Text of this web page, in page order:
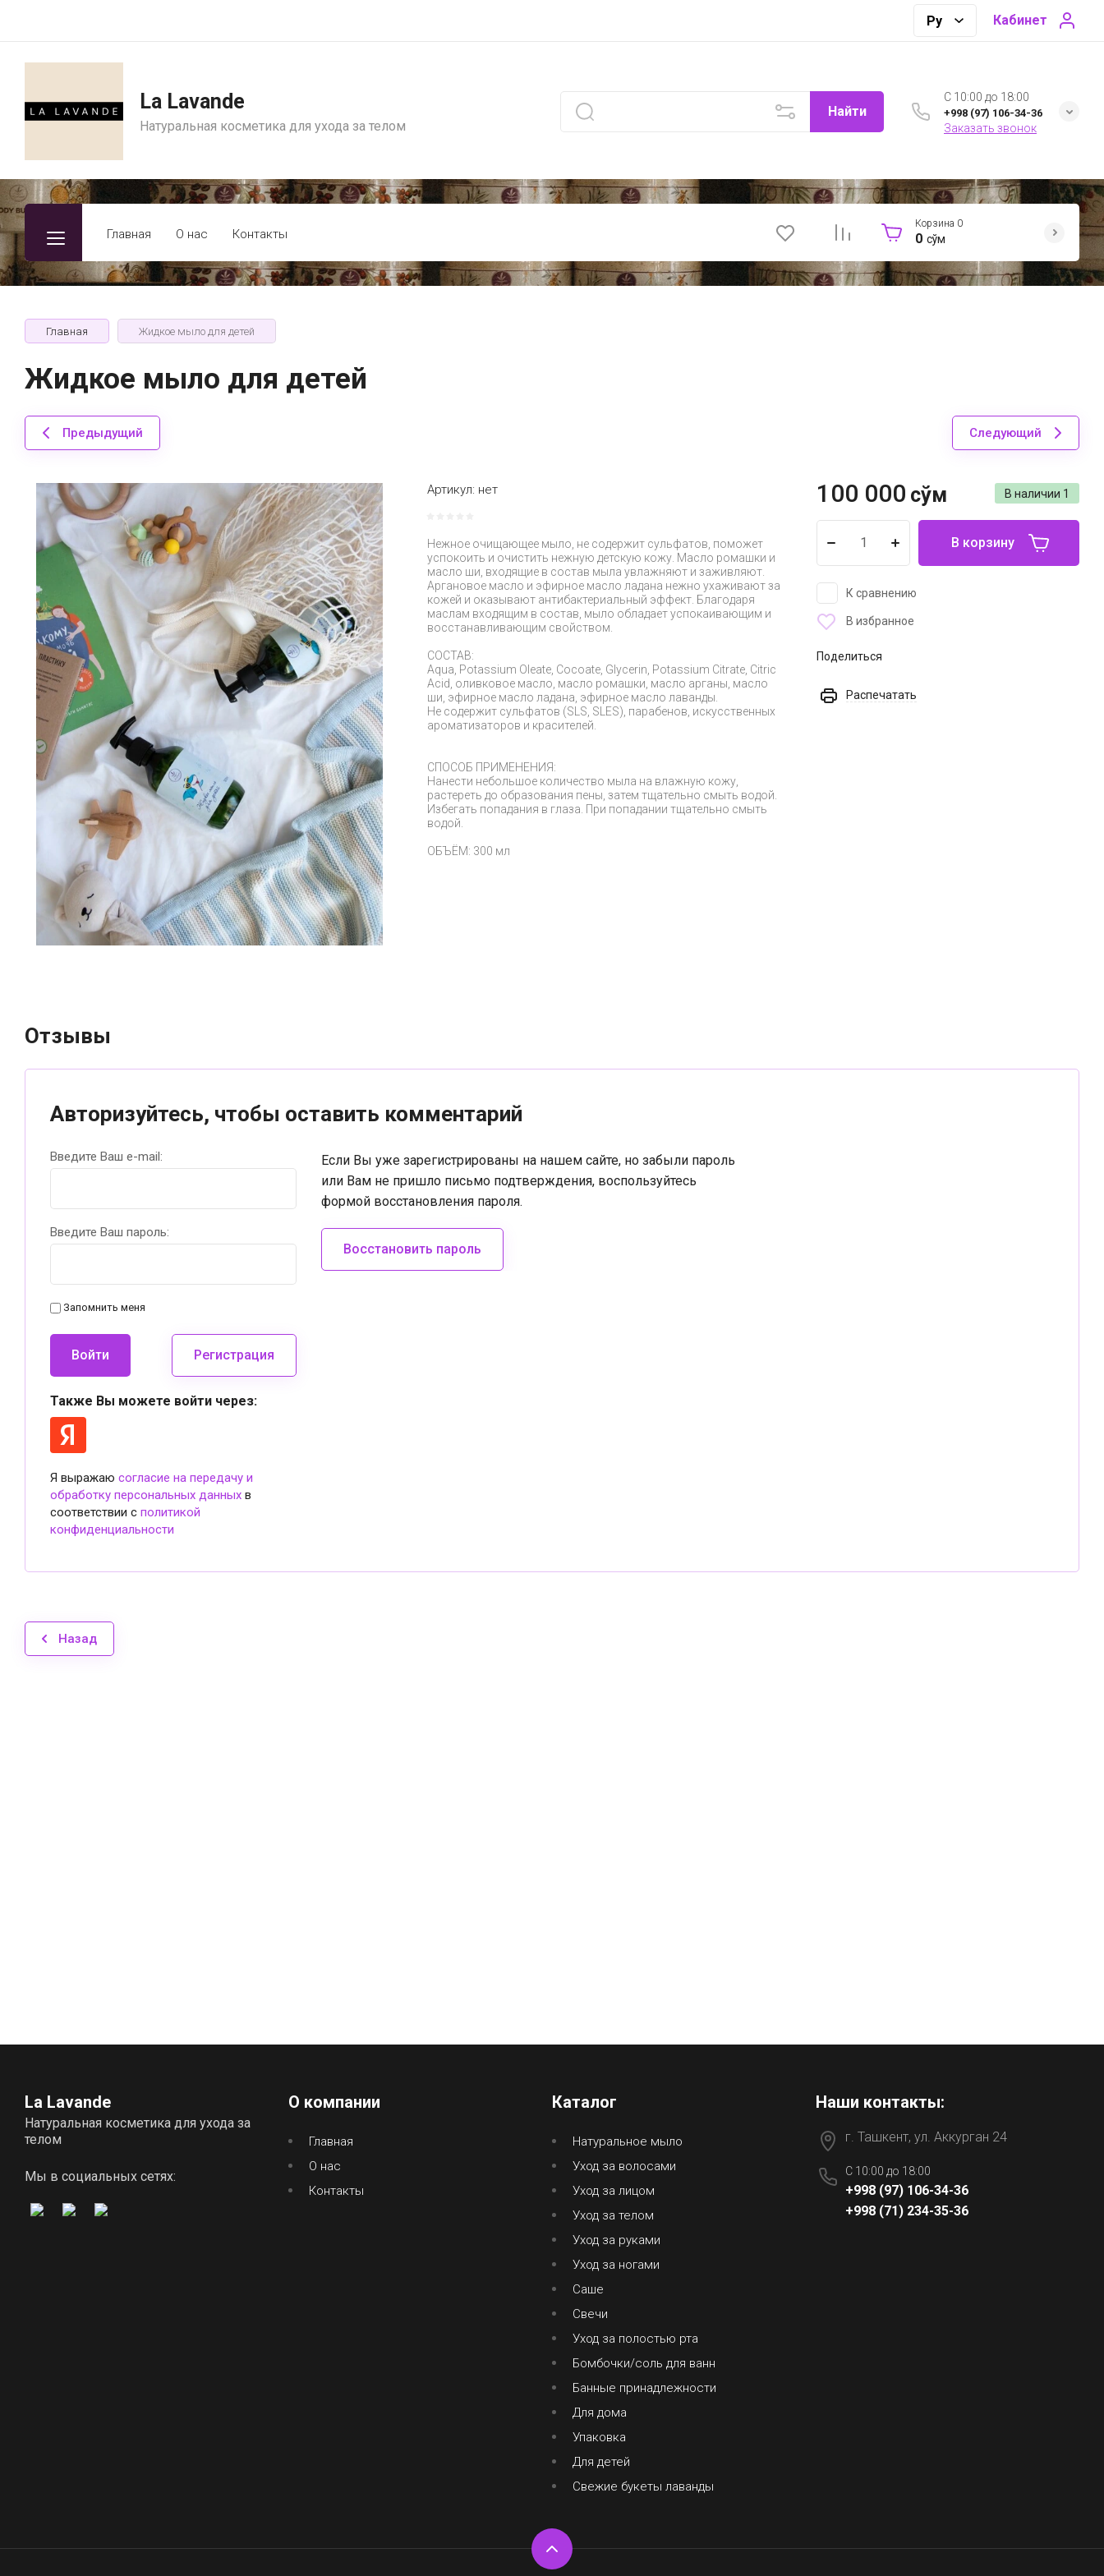
Кабинет
La Lavande
Натуральная косметика для ухода за телом
Найти
C 10:00 до 18:00
+998 (97) 106-34-36
Заказать звонок
Главная О нас Контакты
Корзина 0
0 сўм
Главная Жидкое мыло для детей
Жидкое мыло для детей
Предыдущий Следующий
Артикул: нет
Нежное очищающее мыло, не содержит сульфатов, поможет
успокоить и очистить нежную детскую кожу. Масло ромашки и
масло ши, входящие в состав мыла увлажняют и заживляют.
Аргановое масло и эфирное масло ладана нежно ухаживают за
кожей и оказывают антибактериальный эффект. Благодаря
маслам входящим в состав, мыло обладает успокаивающим и
восстанавливающим свойством.
СОСТАВ:
Aqua, Potassium Oleate, Cocoate, Glycerin, Potassium Citrate, Citric
Acid, оливковое масло, масло ромашки, масло арганы, масло
ши, эфирное масло ладана, эфирное масло лаванды.
Не содержит сульфатов (SLS, SLES), парабенов, искусственных
ароматизаторов и красителей.
СПОСОБ ПРИМЕНЕНИЯ:
Нанести небольшое количество мыла на влажную кожу,
растереть до образования пены, затем тщательно смыть водой.
Избегать попадания в глаза. При попадании тщательно смыть
водой.
ОБЪЁМ: 300 мл
В наличии 1
100 000 сўм
В корзину
К сравнению
В избранное
Поделиться
Распечатать
Отзывы
Авторизуйтесь, чтобы оставить комментарий
Введите Ваш e-mail:
Введите Ваш пароль:
Запомнить меня
Войти Регистрация
Если Вы уже зарегистрированы на нашем сайте, но забыли пароль
или Вам не пришло письмо подтверждения, воспользуйтесь
формой восстановления пароля.
Восстановить пароль
Также Вы можете войти через:
Я выражаю согласие на передачу и
обработку персональных данных в
соответствии с политикой
конфиденциальности
Назад
La Lavande
Натуральная косметика для ухода за
телом
Мы в социальных сетях:
О компании
Главная
О нас
Контакты
Каталог
Натуральное мыло
Уход за волосами
Уход за лицом
Уход за телом
Уход за руками
Уход за ногами
Саше
Свечи
Уход за полостью рта
Бомбочки/соль для ванн
Банные принадлежности
Для дома
Упаковка
Для детей
Свежие букеты лаванды
Наши контакты:
г. Ташкент, ул. Аккурган 24
C 10:00 до 18:00
+998 (97) 106-34-36
+998 (71) 234-35-36